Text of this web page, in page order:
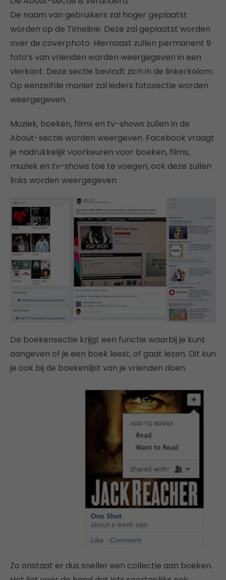
De naam van gebruikers zal hoger geplaatst
worden op de Timeline. Deze zal geplaatst worden
over de coverphoto. Hiernaast zullen permanent 9
foto’s van vrienden worden weergegeven in een
vierkant. Deze sectie bevindt zich in de linkerkolom.
Op eenzelfde manier zal ieders fotosectie worden
weergegeven.
Muziek, boeken, films en tv-shows zullen in de
About-sectie worden weergeven. Facebook vraagt
je nadrukkelijk voorkeuren voor boeken, films,
muziek en tv-shows toe te voegen, ook deze zullen
links worden weergegeven.
De boekensectie krijgt een functie waarbij je kunt
aangeven of je een boek leest, of gaat lezen. Dit kun
je ook bij de boekenlijst van je vrienden doen.
Zo onstaat er dus sneller een collectie aan boeken.